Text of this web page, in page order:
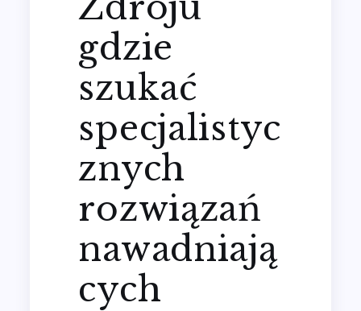
gdzie
szukać
specjalistyc
znych
rozwiązań
nawadniają
cych